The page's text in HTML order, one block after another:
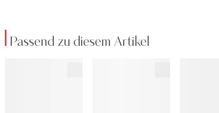
Passend zu diesem Artikel